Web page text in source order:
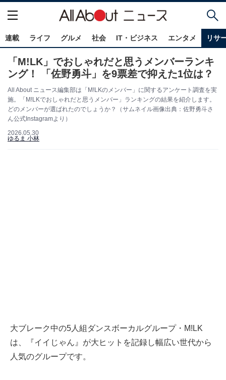
連載 ライフ グルメ 社会 IT・ビジネス エンタメ リサ
「M!LK」でおしゃれだと思うメンバーランキ
ング！ 「佐野勇斗」を9票差で抑えた1位は？
All About ニュース編集部は「M!LKのメンバー」に関するアンケート調査を実
施。「M!LKでおしゃれだと思うメンバー」ランキングの結果を紹介します。
どのメンバーが選ばれたのでしょうか？（サムネイル画像出典：佐野勇斗さ
ん公式Instagramより）
2026.05.30
ゆるま 小林
大ブレーク中の5人組ダンスボーカルグループ・M!LK
は、『イイじゃん』が大ヒットを記録し幅広い世代から
人気のグループです。